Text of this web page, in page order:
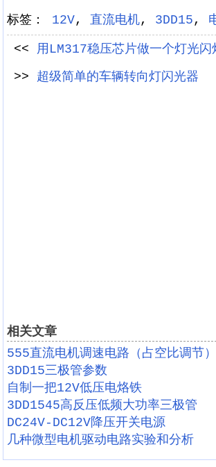
标签： 12V, 直流电机, 3DD15,
<< 用LM317稳压芯片做一个灯光闪
>> 超级简单的车辆转向灯闪光器
相关文章
555直流电机调速电路（占空比调节）
3DD15三极管参数
自制一把12V低压电烙铁
3DD1545高反压低频大功率三极管
DC24V-DC12V降压开关电源
几种微型电机驱动电路实验和分析